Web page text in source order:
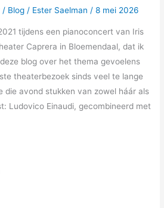
/ Blog / Ester Saelman /8 mei 2026
tijdens een pianoconcert van Iris
Caprera in Bloemendaal, dat ik
blog over het thema gevoelens
theaterbezoek sinds veel te lange
die avond stukken van zowel háár als
Ludovico Einaudi, gecombineerd met